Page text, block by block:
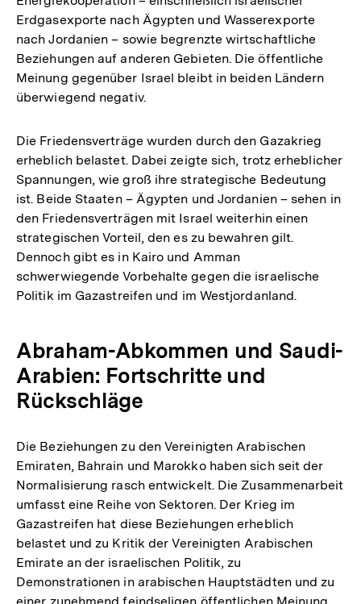
Erdgasexporte nach Ägypten und Wasserexporte
nach Jordanien – sowie begrenzte wirtschaftliche
Beziehungen auf anderen Gebieten. Die öffentliche
Meinung gegenüber Israel bleibt in beiden Ländern
überwiegend negativ.
Die Friedensverträge wurden durch den Gazakrieg
erheblich belastet. Dabei zeigte sich, trotz erheblicher
Spannungen, wie groß ihre strategische Bedeutung
ist. Beide Staaten – Ägypten und Jordanien – sehen in
den Friedensverträgen mit Israel weiterhin einen
strategischen Vorteil, den es zu bewahren gilt.
Dennoch gibt es in Kairo und Amman
schwerwiegende Vorbehalte gegen die israelische
Politik im Gazastreifen und im Westjordanland.
Abraham-Abkommen und Saudi-
Arabien: Fortschritte und
Rückschläge
Die Beziehungen zu den Vereinigten Arabischen
Emiraten, Bahrain und Marokko haben sich seit der
Normalisierung rasch entwickelt. Die Zusammenarbeit
umfasst eine Reihe von Sektoren. Der Krieg im
Gazastreifen hat diese Beziehungen erheblich
belastet und zu Kritik der Vereinigten Arabischen
Emirate an der israelischen Politik, zu
Demonstrationen in arabischen Hauptstädten und zu